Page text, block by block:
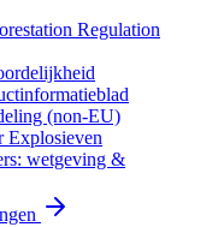
Regulation
(non-EU)
Explosieven
wetgeving &